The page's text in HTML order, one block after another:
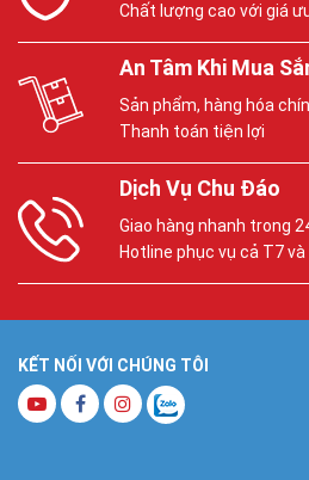
Chất lượng cao với giá
An Tâm Khi Mua
Sản phẩm, hàng hóa
Thanh toán tiện lợi
Dịch Vụ Chu Đáo
Giao hàng nhanh trong
Hotline phục vụ cả T7 và
KẾT NỐI VỚI CHÚNG TÔI